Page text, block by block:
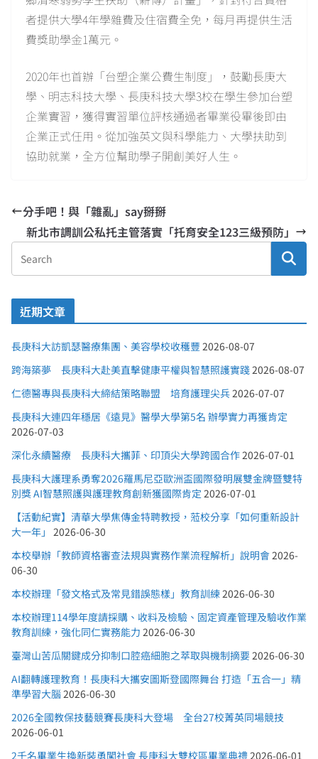
者提供大學4年學雜費及住宿費全免，每月再提供生活
費獎助學金1萬元。
2020年也首辦「台塑企業公費生制度」，鼓勵長庚大
學、明志科技大學、長庚科技大學3校在學生參加台塑
企業實習，獲得實習單位評核通過者畢業役畢後即由
企業正式任用。從加強英文與科學能力、大學扶助到
協助就業，全方位幫助學子開創美好人生。
分手吧！與「雜亂」say掰掰
新北市調訓公私托主管落實「托育安全123三級預防」
近期文章
長庚科大訪凱瑟醫療集團、美容學校收穫豐 2026-08-07
跨海築夢 長庚科大赴美直擊健康平權與智慧照護實踐2026-08-07
仁德醫專與長庚科大締結策略聯盟 培育護理尖兵2026-07-07
長庚科大連四年穩居《遠見》醫學大學第5名 辦學實力再獲肯定
2026-07-03
深化永續醫療 長庚科大攜菲、印頂尖大學跨國合作2026-07-01
長庚科大護理系勇奪2026羅馬尼亞歐洲盃國際發明展雙金牌暨雙特
別獎 AI智慧照護與護理教育創新獲國際肯定 2026-07-01
【活動紀實】清華大學焦傳金特聘教授，蒞校分享「如何重新設計
大一年」 2026-06-30
本校舉辦「教師資格審查法規與實務作業流程解析」說明會2026-
06-30
本校辦理「發文格式及常見錯誤態樣」教育訓練2026-06-30
本校辦理114學年度請採購、收料及檢驗、固定資產管理及驗收作業
教育訓練，強化同仁實務能力 2026-06-30
臺灣山苦瓜關鍵成分抑制口腔癌細胞之萃取與機制摘要2026-06-30
AI翻轉護理教育！長庚科大攜安圖斯登國際舞台 打造「五合一」精
準學習大腦 2026-06-30
2026全國教保技藝競賽長庚科大登場 全台27校菁英同場競技
2026-06-01
2千名畢業生換新裝勇闖社會 長庚科大雙校區畢業典禮2026-06-01